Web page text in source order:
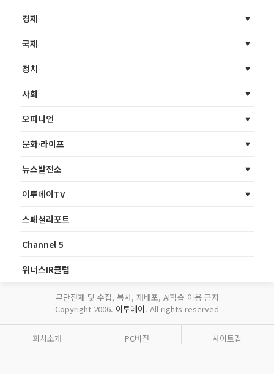
경제
국제
정치
사회
오피니언
문화·라이프
뉴스발전소
이투데이TV
스페셜리포트
Channel 5
위너스IR클럽
무단전재 및 수집, 복사, 재배포, AI학습 이용 금지
Copyright 2006. 이투데이. All rights reserved
회사소개 PC버전 사이트맵